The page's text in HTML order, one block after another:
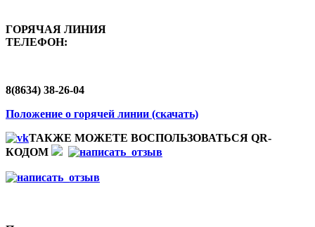
ГОРЯЧАЯ ЛИНИЯ
ТЕЛЕФОН:
8(8634) 38-26-04
Положение о горячей линии (скачать)
ТАКЖЕ МОЖЕТЕ ВОСПОЛЬЗОВАТЬСЯ QR-
КОДОМ